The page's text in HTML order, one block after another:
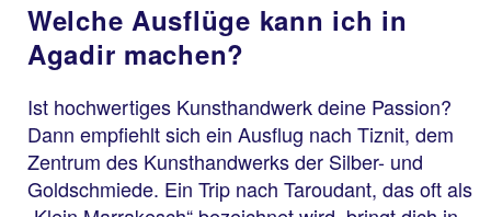
Welche Ausflüge kann ich in
Agadir machen?
Ist hochwertiges Kunsthandwerk deine Passion?
Dann empfiehlt sich ein Ausflug nach Tiznit, dem
Zentrum des Kunsthandwerks der Silber- und
Goldschmiede. Ein Trip nach Taroudant, das oft als